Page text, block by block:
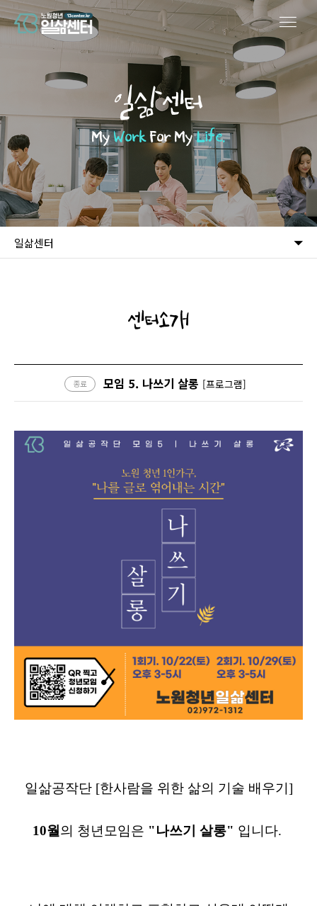
일삶센터
MyWorkFor MyLife.
일삶센터
센터소개
종료 모임 5. 나쓰기 살롱 [프로그램]
일삶공작단 [한사람을 위한 삶의 기술 배우기]
10월의 청년모임은 "나쓰기 살롱" 입니다.